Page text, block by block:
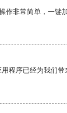
作非常简单，一键
程序已经为我们带